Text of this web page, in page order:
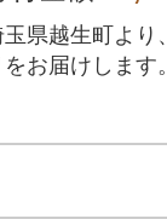
玉県越生町より
をお届けします